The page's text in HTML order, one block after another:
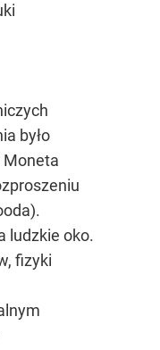
było
Moneta
ludzkie oko.
fizyki